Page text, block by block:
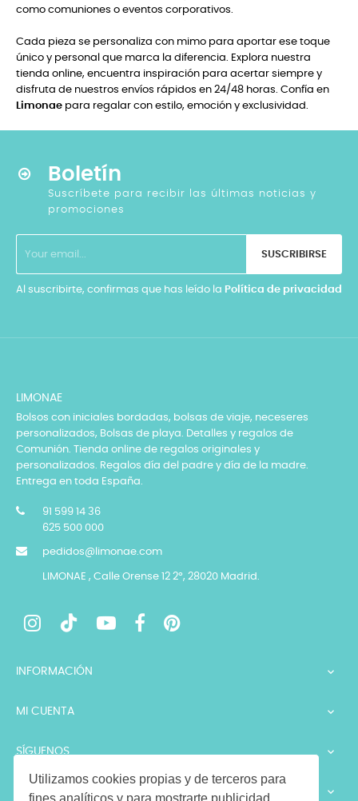
Utilizamos cookies propias y de terceros para
como comuniones o eventos corporativos.
Cada pieza se personaliza con mimo para aportar ese toque
único y personal que marca la diferencia. Explora nuestra
tienda online, encuentra inspiración para acertar siempre y
disfruta de nuestros envíos rápidos en 24/48 horas. Confía en
Limonae para regalar con estilo, emoción y exclusividad.
Boletín
Suscríbete para recibir las últimas noticias y
promociones
SUSCRIBIRSE
Al suscribirte, confirmas que has leído la Política de privacidad
LIMONAE
Bolsos con iniciales bordadas, bolsas de viaje, neceseres
personalizados, Bolsas de playa. Detalles y regalos de
Comunión. Tienda online de regalos originales y
personalizados. Regalos día del padre y día de la madre.
Entrega en toda España.
91 599 14 36
625 500 000
pedidos@limonae.com
LIMONAE , Calle Orense 12 2º, 28020 Madrid.
INFORMACIÓN 
MI CUENTA 
SÍGUENOS 
LEGALES 